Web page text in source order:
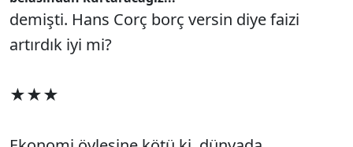
demişti. Hans Corç borç versin diye faizi
artırdık iyi mi?
★★★